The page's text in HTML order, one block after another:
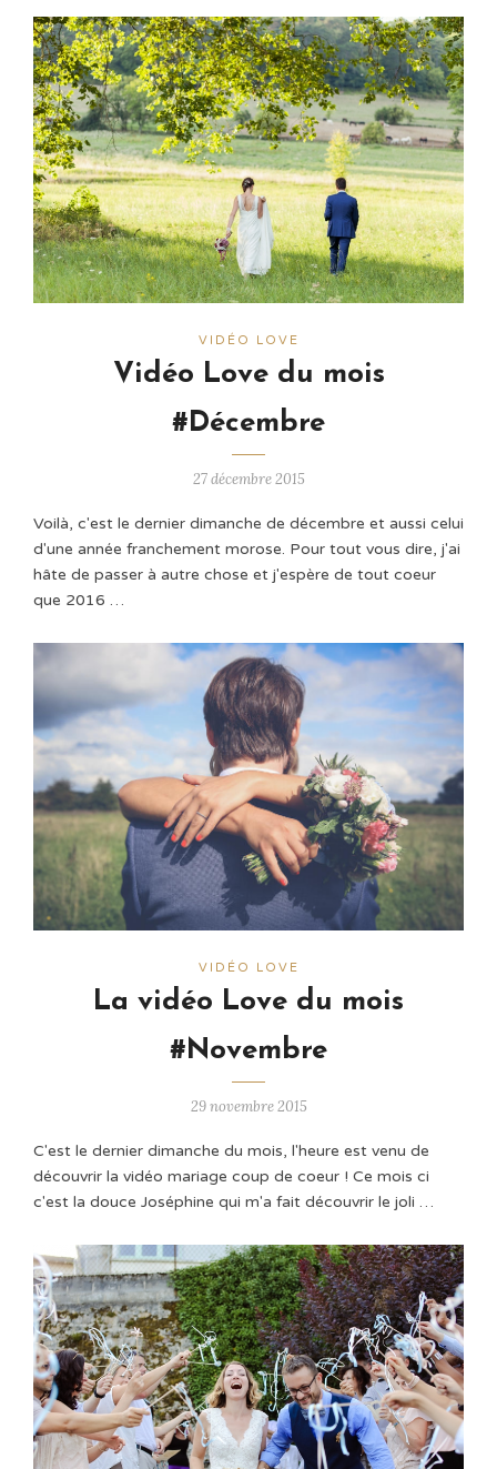
VIDÉO LOVE
Vidéo Love du mois
#Décembre
27 décembre 2015
Voilà, c'est le dernier dimanche de décembre et aussi celui
d'une année franchement morose. Pour tout vous dire, j'ai
hâte de passer à autre chose et j'espère de tout coeur
que 2016 …
VIDÉO LOVE
La vidéo Love du mois
#Novembre
29 novembre 2015
C'est le dernier dimanche du mois, l'heure est venu de
découvrir la vidéo mariage coup de coeur ! Ce mois ci
c'est la douce Joséphine qui m'a fait découvrir le joli …